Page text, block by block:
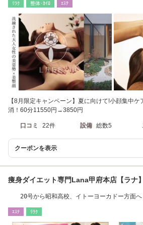
ﾘﾗｸ 整体･ｶｲﾛ ｴｽﾃ
【8月限定キャンペーン】夏に向けて!小顔集中
消！60分11550円→3850円
口コミ 22件 設備 総数5
クーポンを表示
痩身ダイエット専門Lana甲府本店【ラナ】
20号から昭和高校、イトーヨーカドー方面
ｴｽﾃ ﾘﾗｸ